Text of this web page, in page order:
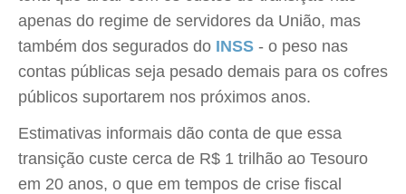
apenas do regime de servidores da União, mas
também dos segurados do INSS - o peso nas
contas públicas seja pesado demais para os cofres
públicos suportarem nos próximos anos.
Estimativas informais dão conta de que essa
transição custe cerca de R$ 1 trilhão ao Tesouro
em 20 anos, o que em tempos de crise fiscal